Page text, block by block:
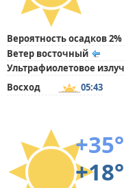
Вероятность осадков 2%
Ветер восточный
Ультрафиолетовое
Восход
05:43
+35°
+18°